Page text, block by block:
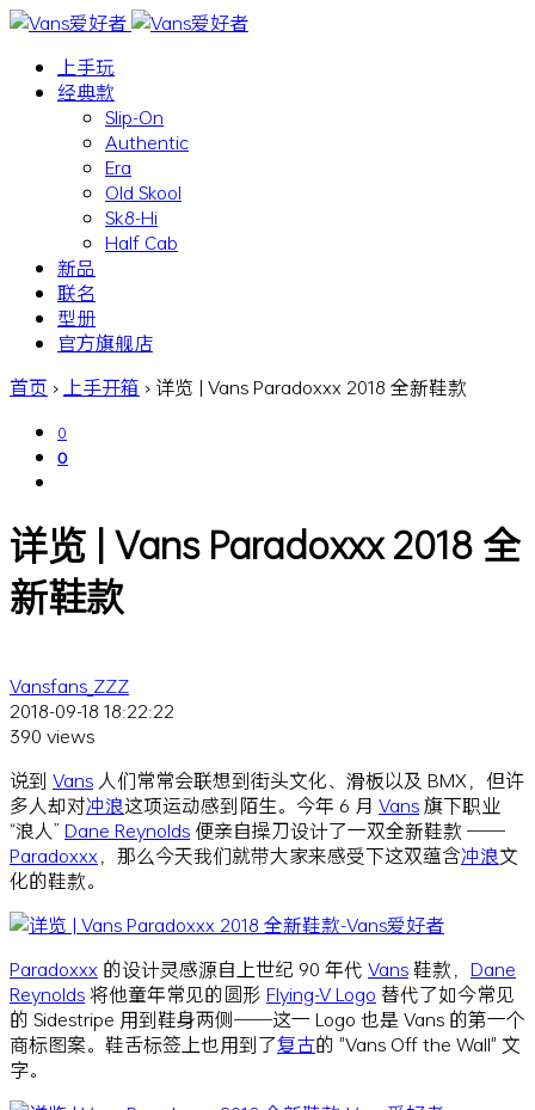
上手玩
经典款
Slip-On
Authentic
Era
Old Skool
Sk8-Hi
Half Cab
新品
联名
型册
官方旗舰店
首页 › 上手开箱 › 详览 | Vans Paradoxxx 2018 全新鞋款
0
0
详览 | Vans Paradoxxx 2018 全
新鞋款
Vansfans_ZZZ
2018-09-18 18:22:22
390 views
说到 Vans 人们常常会联想到街头文化、滑板以及 BMX，但许
多人却对冲浪这项运动感到陌生。今年 6 月 Vans旗下职业
“浪人” Dane Reynolds 便亲自操刀设计了一双全新鞋款 ——
Paradoxxx ，那么今天我们就带大家来感受下这双蕴含冲浪文
化的鞋款。
Paradoxxx 的设计灵感源自上世纪 90 年代 Vans鞋款， Dane
Reynolds将他童年常见的圆形 Flying-V Logo 替代了如今常见
的 Sidestripe 用到鞋身两侧——这一 Logo 也是 Vans 的第一个
商标图案。鞋舌标签上也用到了复古的 "Vans Off the Wall" 文
字。